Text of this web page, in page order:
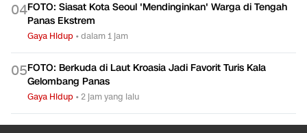
04FOTO: Siasat Kota Seoul 'Mendinginkan' Warga di Tengah
Panas Ekstrem
Gaya Hidup •dalam 1 jam
05FOTO: Berkuda di Laut Kroasia Jadi Favorit Turis Kala
Gelombang Panas
Gaya Hidup •2 jam yang lalu